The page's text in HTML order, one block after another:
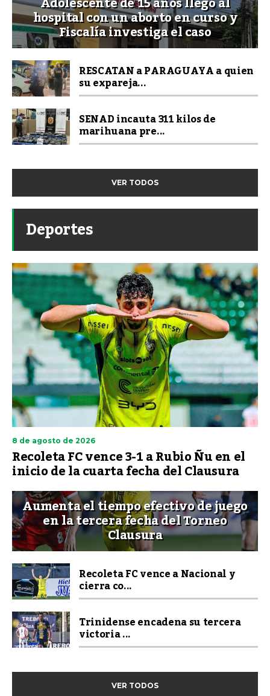
hospital con un aborto en curso y
Fiscalía investiga el caso
RESCATAN a PARAGUAYA a quien
su expareja...
SENAD incauta 311 kilos de
marihuana pre...
VER TODOS
Deportes
8 de agosto de 2026
Recoleta FC vence 3-1 a Rubio Ñu en el
inicio de la cuarta fecha del Clausura
Aumenta el tiempo efectivo de juego
en la tercera fecha del Torneo
Clausura
Recoleta FC vence a Nacional y
cierra co...
Trinidense encadena su tercera
victoria ...
VER TODOS